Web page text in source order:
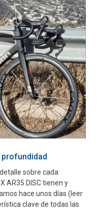
profundidad
sobre cada
AR35 DISC tienen y
hace unos días (leer
clave de todas las